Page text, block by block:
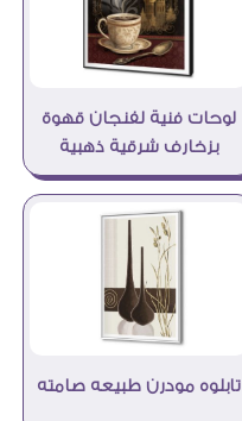
لوحات فنية لفنجان قهوة
بزخارف شرقية ذهبية
تابلوه مودرن طبيعه صامته